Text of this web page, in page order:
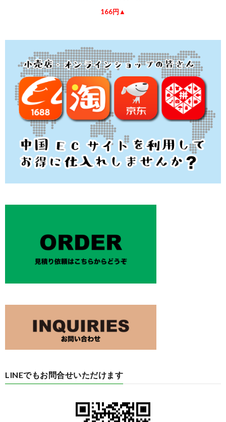
166円▲
LINEでもお問合せいただけます